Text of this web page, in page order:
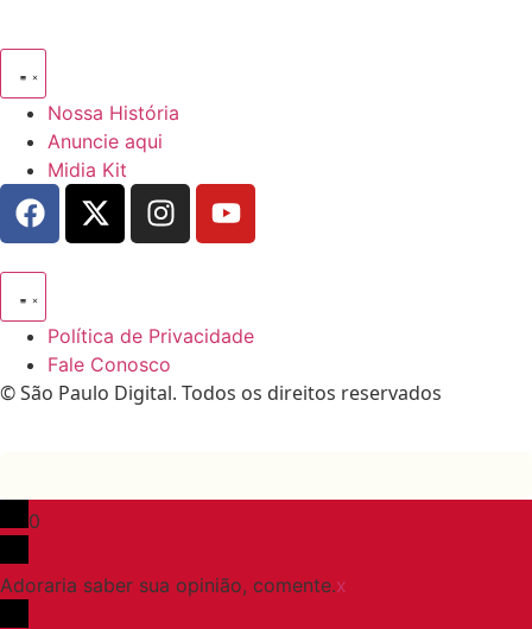
Nossa História
Anuncie aqui
Midia Kit
Política de Privacidade
Fale Conosco
© São Paulo Digital. Todos os direitos reservados
0
Adoraria saber sua opinião, comente.x